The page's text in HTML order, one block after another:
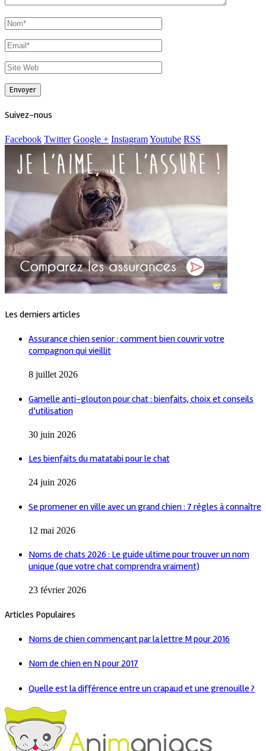
Suivez-nous
Facebook Twitter Google + InstagramYoutube RSS
Les derniers articles
Assurance chien senior : comment bien couvrir votre
compagnon qui vieillit
8 juillet 2026
Gamelle anti-glouton pour chat : bienfaits, choix et conseils
d’utilisation
30 juin 2026
Les bienfaits du matatabi pour le chat
24 juin 2026
Se promener en ville avec un grand chien : 7 règles à connaître
12 mai 2026
Noms de chats 2026 : Le guide ultime pour trouver un nom
unique (que votre chat comprendra vraiment)
23 février 2026
Articles Populaires
Noms de chien commençant par la lettre M pour 2016
Nom de chien en N pour 2017
Quelle est la différence entre un crapaud et une grenouille ?